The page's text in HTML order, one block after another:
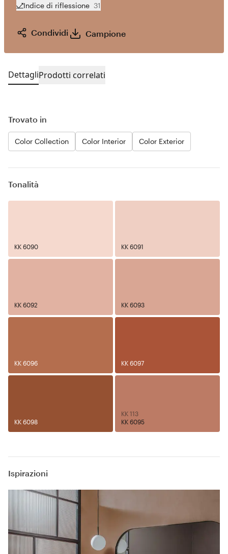
Indice di riflessione 31
Condividi Campione
DettagliProdotti correlati
Trovato in
Color Collection Color Interior Color Exterior
Tonalità
KK 6090 KK 6091
KK 6092 KK 6093
KK 6096 KK 6097
KK 6098
KK 113
KK 6095
Ispirazioni